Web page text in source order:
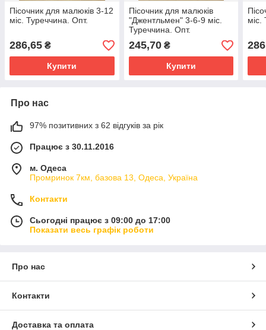
Пісочник для малюків 3-12
міс. Туреччина. Опт.
286,65 ₴
Купити
Пісочник для малюків
"Джентльмен" 3-6-9 міс.
Туреччина. Опт.
245,70₴
Купити
міс.
Про нас
97% позитивних з 62 відгуків за рік
Працює з 30.11.2016
м. Одеса
Промринок 7км, базова 13, Одеса, Україна
Контакти
Сьогодні працює з 09:00 до 17:00
Показати весь графік роботи
Про нас
Контакти
Доставка та оплата